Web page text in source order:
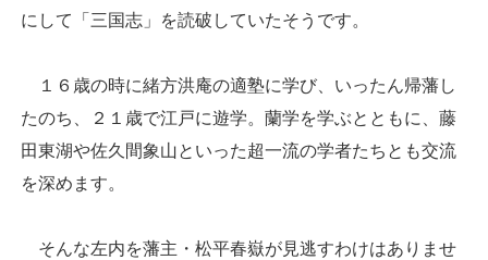
にして「三国志」を読破していたそうです。
１６歳の時に緒方洪庵の適塾に学び、いったん帰藩し
たのち、２１歳で江戸に遊学。蘭学を学ぶとともに、藤
田東湖や佐久間象山といった超一流の学者たちとも交流
を深めます。
そんな左内を藩主・松平春嶽が見逃すわけはありませ